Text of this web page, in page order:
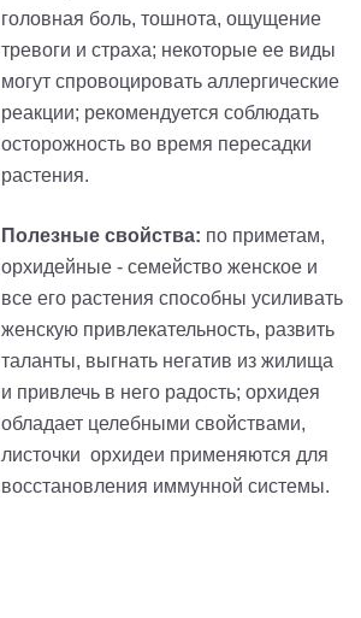
головная боль, тошнота, ощущение
тревоги и страха; некоторые ее виды
могут спровоцировать аллергические
реакции; рекомендуется соблюдать
осторожность во время пересадки
растения.
Полезные свойства: по приметам,
орхидейные - семейство женское и
все его растения способны усиливать
женскую привлекательность, развить
таланты, выгнать негатив из жилища
и привлечь в него радость; орхидея
обладает целебными свойствами,
листочки орхидеи применяются для
восстановления иммунной системы.